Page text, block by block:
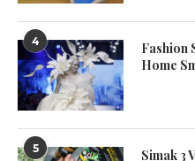
4
Fashion
Home
5
Simak 3